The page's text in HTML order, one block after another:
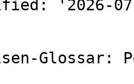
'2026-
Glossar: